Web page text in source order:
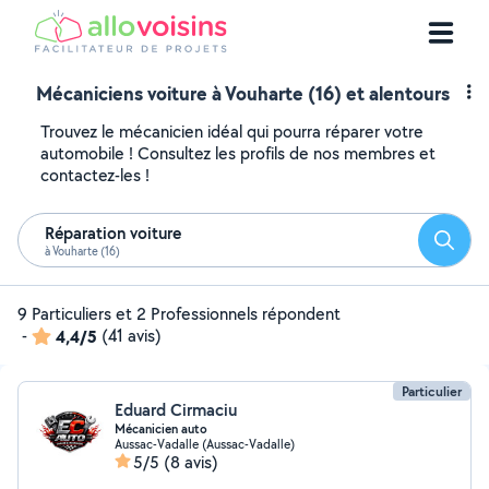
Mécaniciens voiture à Vouharte (16) et alentours
Trouvez le mécanicien idéal qui pourra réparer votre
automobile ! Consultez les profils de nos membres et
contactez-les !
Réparation voiture
à Vouharte (16)
9 Particuliers et 2 Professionnels répondent
-
4,4/5 (41 avis)
Particulier
Eduard Cirmaciu
Mécanicien auto
Aussac-Vadalle (Aussac-Vadalle)
5/5 (8 avis)